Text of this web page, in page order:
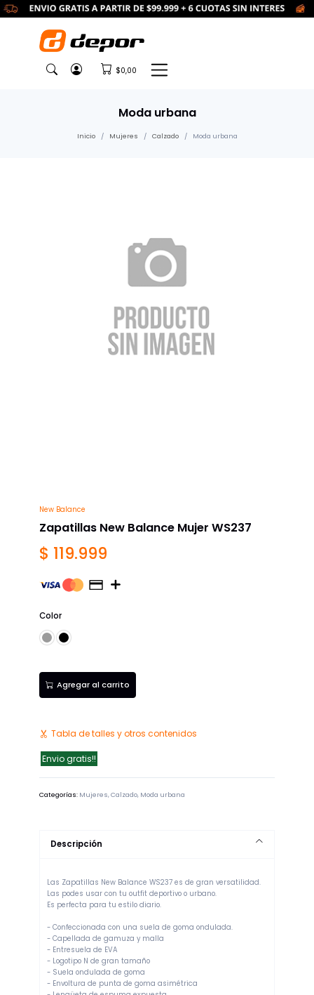
$0,00
Moda urbana
Inicio Mujeres Calzado Moda urbana
New Balance
Zapatillas New Balance Mujer WS237
$ 119.999
Color
GrisNegro
Agregar al carrito
Tabla de talles y otros contenidos
Envio gratis!!
Categorías: Mujeres,Calzado, Moda urbana
Descripción
Las Zapatillas New Balance WS237 es de gran versatilidad.
Las podes usar con tu outfit deportivo o urbano.
Es perfecta para tu estilo diario.
- Confeccionada con una suela de goma ondulada.
- Capellada de gamuza y malla
- Entresuela de EVA
- Logotipo N de gran tamaño
- Suela ondulada de goma
- Envoltura de punta de goma asimétrica